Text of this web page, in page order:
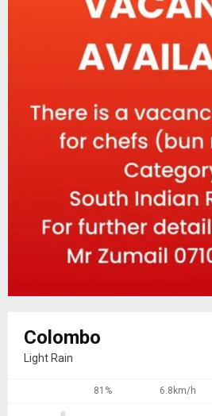
Colombo
Light Rain
81% 6.8km/h